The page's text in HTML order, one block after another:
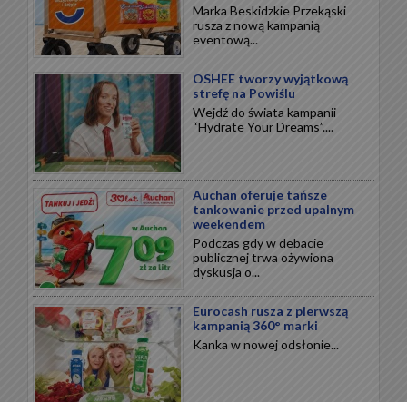
Marka Beskidzkie Przekąski
rusza z nową kampanią
eventową...
OSHEE tworzy wyjątkową
strefę na Powiślu
Wejdź do świata kampanii
“Hydrate Your Dreams”....
Auchan oferuje tańsze
tankowanie przed upalnym
weekendem
Podczas gdy w debacie
publicznej trwa ożywiona
dyskusja o...
Eurocash rusza z pierwszą
kampanią 360° marki
Kanka w nowej odsłonie...